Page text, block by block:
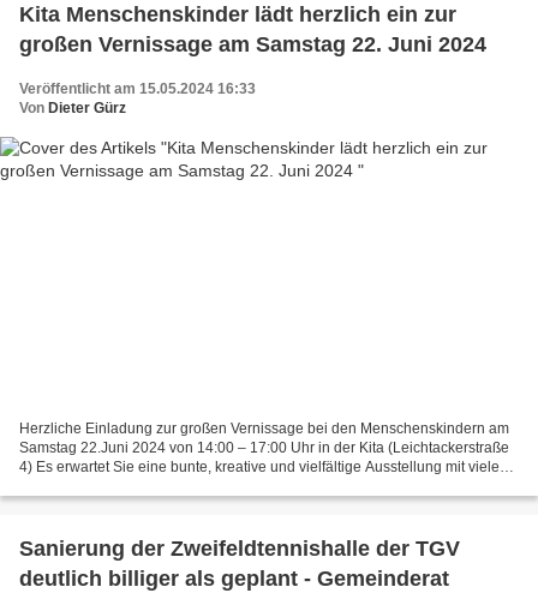
Kita Menschenskinder lädt herzlich ein zur
großen Vernissage am Samstag 22. Juni 2024
Veröffentlicht am 15.05.2024 16:33
Von Dieter Gürz
Herzliche Einladung zur großen Vernissage bei den Menschenskindern am
Samstag 22.Juni 2024 von 14:00 – 17:00 Uhr in der Kita (Leichtackerstraße
4) Es erwartet Sie eine bunte, kreative und vielfältige Ausstellung mit vielen
Sanierung der Zweifeldtennishalle der TGV
deutlich billiger als geplant - Gemeinderat